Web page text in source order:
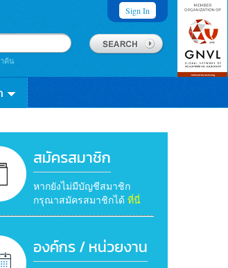
Sign In
ค้น
สมัครสมาชิก
หากยังไม่มีบัญชีสมาชิก
กรุณาสมัครสมาชิกได้ ที่นี่
องค์กร / หน่วยงาน